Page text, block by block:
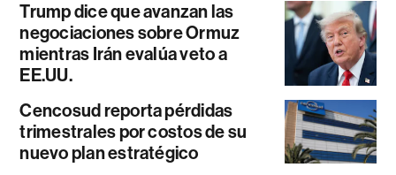
Trump dice que avanzan las
negociaciones sobre Ormuz
mientras Irán evalúa veto a
EE.UU.
Cencosud reporta pérdidas
trimestrales por costos de su
nuevo plan estratégico